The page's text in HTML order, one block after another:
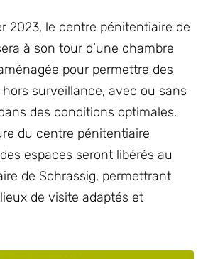
2023, le centre pénitentiaire de
à son tour d’une chambre
pour permettre des
surveillance, avec ou sans
des conditions optimales.
du centre pénitentiaire
espaces seront libérés au
de Schrassig, permettrant
de visite adaptés et